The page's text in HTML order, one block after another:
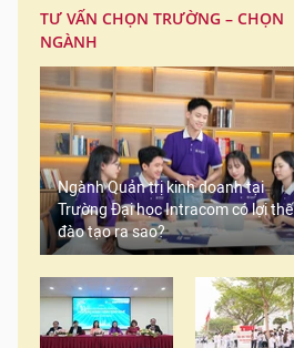
TƯ VẤN CHỌN TRƯỜNG – CHỌN
NGÀNH
Ngành Quản trị kinh doanh tại
Trường Đại học Intracom có lợi thế
đào tạo ra sao?